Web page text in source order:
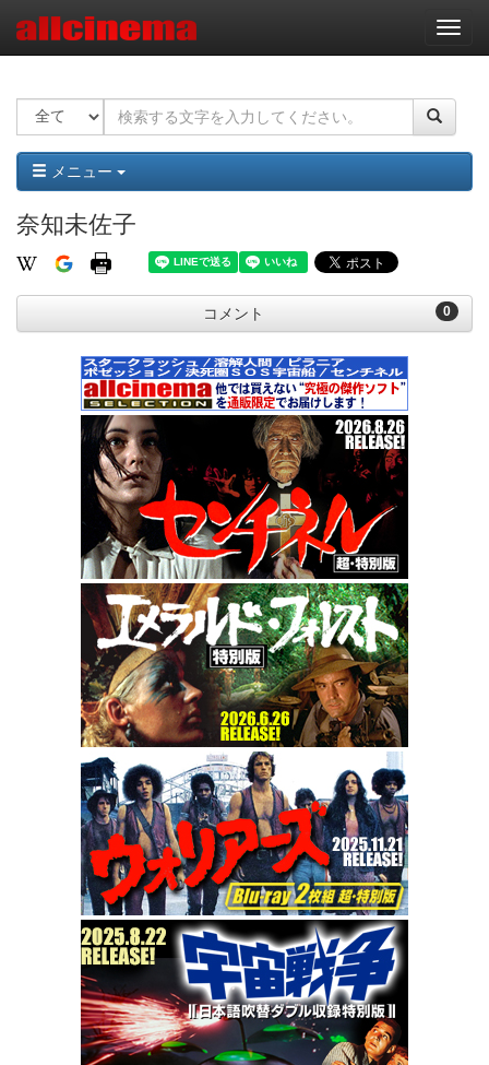
ナ
ビ
ー
ョ
ン
メニュー
奈知未佐子
0
コメント